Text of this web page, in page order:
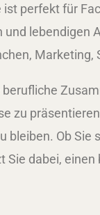
perfekt für
lebendigen
zu
Ob
dabei, einen